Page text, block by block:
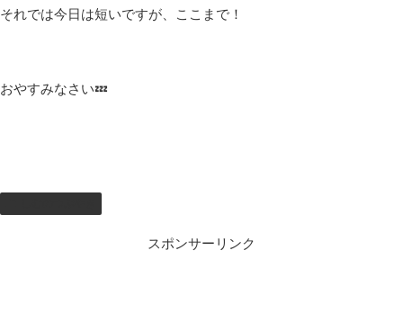
それでは今日は短いですが、ここまで！
おやすみなさい💤
スポンサーリンク